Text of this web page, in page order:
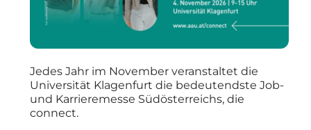
Jedes Jahr im November veranstaltet die
Universität Klagenfurt die bedeutendste Job-
und Karrieremesse Südösterreichs, die
connect.